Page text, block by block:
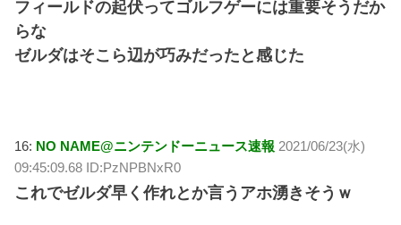
フィールドの起伏ってゴルフゲーには重要そうだか
らな
ゼルダはそこら辺が巧みだったと感じた
16: NO NAME@ニンテンドーニュース速報 2021/06/23(水)
09:45:09.68 ID:PzNPBNxR0
これでゼルダ早く作れとか言うアホ湧きそうｗ